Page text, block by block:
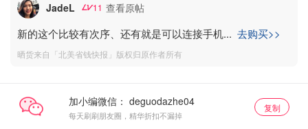
JadeL 11 查看原帖
新的这个比较有次序、还有就是可以连接手机... 去购买>>
晒货来自「北美省钱快报」版权归原作者所有
加小编微信：
每天刷刷朋友圈，精华折扣不漏掉
复制